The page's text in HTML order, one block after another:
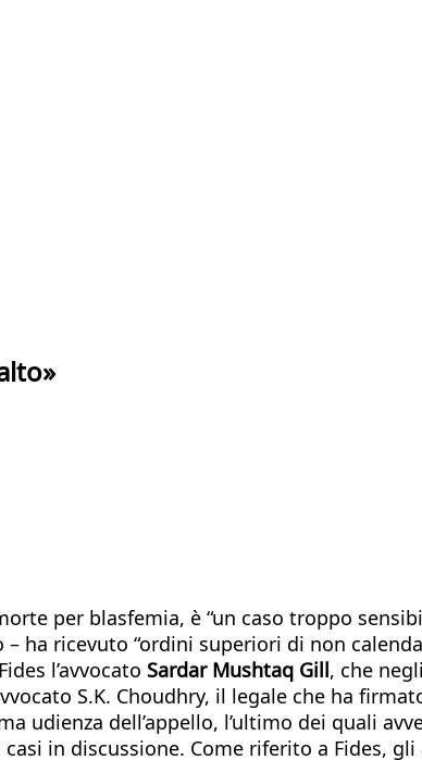
per blasfemia, è “un caso troppo
ha ricevuto “ordini superiori di non
l’avvocato Sardar Mushtaq Gill, che
S.K. Choudhry, il legale che ha
udienza dell’appello, l’ultimo dei quali
in discussione. Come riferito a Fides,